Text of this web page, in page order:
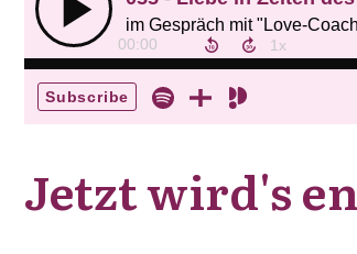
Jetzt wird's